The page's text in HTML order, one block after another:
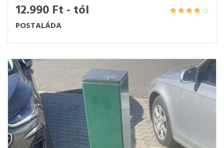
12.990 Ft - tól
POSTALÁDA